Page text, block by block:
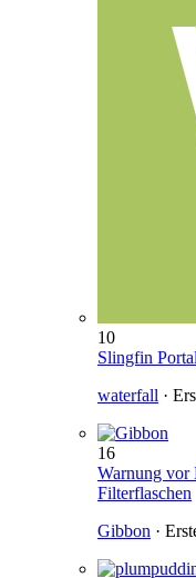
10
Slingfin
waterfall ·
16
Warnung vor
Filterflaschen
Gibbon ·